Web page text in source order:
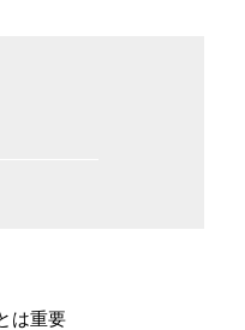
は重要